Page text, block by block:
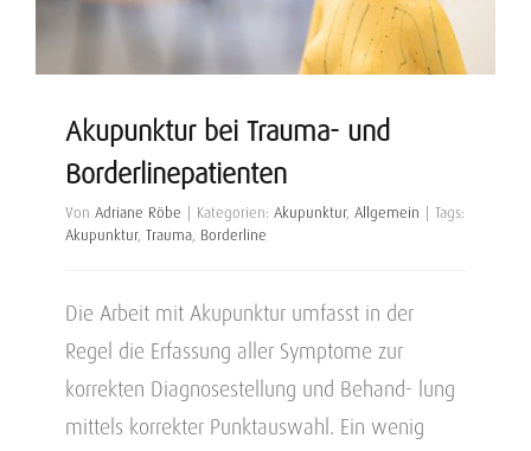
Akupunktur bei Trauma- und
Borderlinepatienten
Von Adriane Röbe Kategorien: Akupunktur, Allgemein
Tags:
Akupunktur, Trauma, Borderline
Die Arbeit mit Akupunktur umfasst in der
Regel die Erfassung aller Symptome zur
korrekten Diagnosestellung und Behand- lung
mittels korrekter Punktauswahl. Ein wenig